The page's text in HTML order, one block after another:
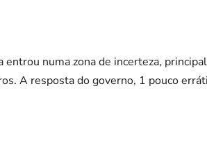
entrou numa zona de incerteza,
A resposta do governo, 1 pouco